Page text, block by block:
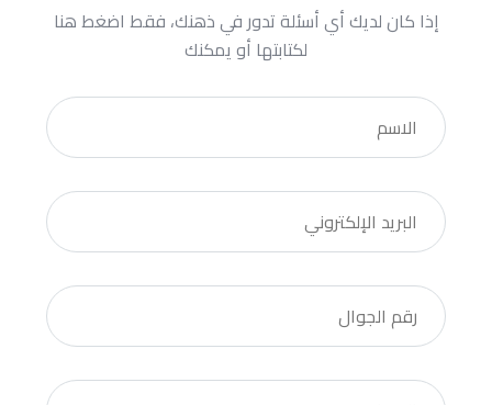
إذا كان لديك أي أسئلة تدور في ذهنك، فقط اضغط هنا
لكتابتها أو يمكنك